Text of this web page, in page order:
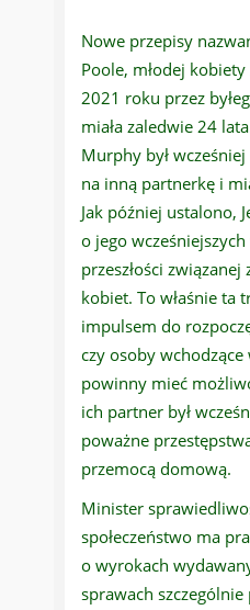
Nowe przepisy
Poole, młodej
2021 roku przez
miała zaledwie 24
Murphy był
na inną partnerkę i
Jak później ustalono,
o jego
przeszłości związanej
kobiet. To właśnie ta
impulsem do
czy osoby
powinny mieć
ich partner był
poważne
przemocą domową.
Minister
społeczeństwo ma
o wyrokach
sprawach szczególnie